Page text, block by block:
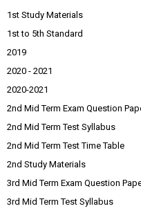
1st Study Materials
1st to 5th Standard
2019
2020 - 2021
2020-2021
2nd Mid Term Exam Question
2nd Mid Term Test Syllabus
2nd Mid Term Test Time Table
2nd Study Materials
3rd Mid Term Exam Question
3rd Mid Term Test Syllabus